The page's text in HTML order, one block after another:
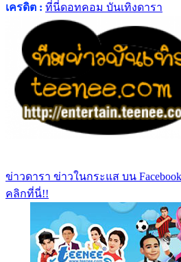
เครดิต : ที่นี่ดอทคอม บันเทิงดารา
ข่าวดารา ข่าวในกระแส บน
คลิกที่นี่!!